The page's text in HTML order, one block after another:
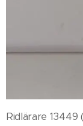
Ridlärare 13449